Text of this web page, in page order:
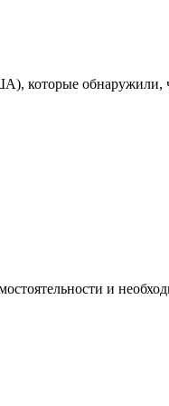
которые обнаружили,
и